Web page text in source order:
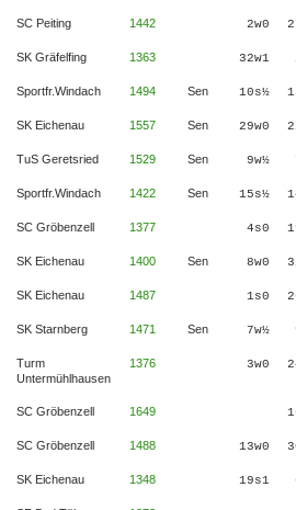
SC Peiting 1442 2w0
SK Gräfelfing 1363 32w1
Sportfr.Windach 1494 Sen 10s½
SK Eichenau 1557 Sen 29w0
TuS Geretsried 1529 Sen 9w½
Sportfr.Windach 1422 Sen 15s½
SC Gröbenzell 1377 4s0
SK Eichenau 1400 Sen 8w0
SK Eichenau 1487 1s0
SK Starnberg 1471 Sen 7w½
Turm
Untermühlhausen
1376 3w0
SC Gröbenzell 1649
SC Gröbenzell 1488 13w0
SK Eichenau 1348 19s1